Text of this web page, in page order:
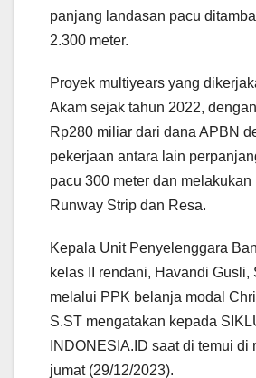
panjang landasan pacu
2.300 meter.
Proyek multiyears yang
Akam sejak tahun 2022,
Rp280 miliar dari dana APBN
pekerjaan antara lain
pacu 300 meter dan melakukan
Runway Strip dan Resa.
Kepala Unit Penyelenggara
kelas II rendani, Havandi Gusli,
melalui PPK belanja modal
S.ST mengatakan kepada
INDONESIA.ID saat di temui di
jumat (29/12/2023).